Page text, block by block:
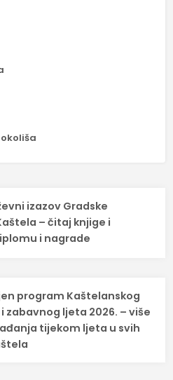
izazov Gradske
– čitaj knjige i
i nagrade
program Kaštelanskog
zabavnog ljeta 2026. – više
tijekom ljeta u svih